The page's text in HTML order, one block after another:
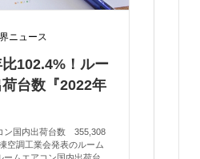
ニュース
比102.4%！ルー
台数『2022年
ン国内出荷台数 355,308
空調工業会発表のルーム
ームエアコン国内出荷台